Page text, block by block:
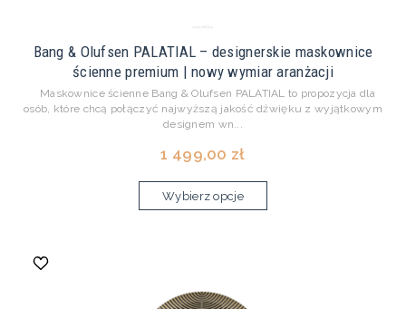
Bang & Olufsen PALATIAL – designerskie maskownice
ścienne premium | nowy wymiar aranżacji
Maskownice ścienne Bang & Olufsen PALATIAL to propozycja dla
osób, które chcą połączyć najwyższą jakość dźwięku z wyjątkowym
designem wn...
1 499,00 zł
Wybierz opcje